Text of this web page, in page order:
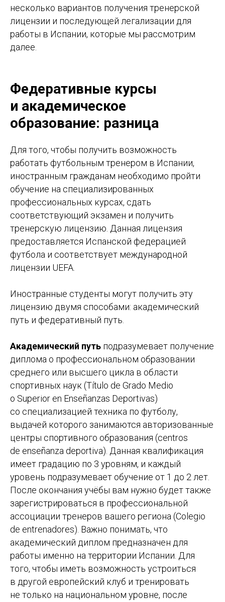
несколько вариантов получения тренерской
лицензии и последующей легализации для
работы в Испании, которые мы рассмотрим
далее.
Федеративные курсы
и академическое
образование: разница
Для того, чтобы получить возможность
работать футбольным тренером в Испании,
иностранным гражданам необходимо пройти
обучение на специализированных
профессиональных курсах, сдать
соответствующий экзамен и получить
тренерскую лицензию. Данная лицензия
предоставляется Испанской федерацией
футбола и соответствует международной
лицензии UEFA.
Иностранные студенты могут получить эту
лицензию двумя способами: академический
путь и федеративный путь.
Академический путь подразумевает получение
диплома о профессиональном образовании
среднего или высшего цикла в области
спортивных наук (Título de Grado Medio
o Superior en Enseñanzas Deportivas)
со специализацией техника по футболу,
выдачей которого занимаются авторизованные
центры спортивного образования (centros
de enseñanza deportiva). Данная квалификация
имеет градацию по 3 уровням, и каждый
уровень подразумевает обучение от 1 до 2 лет.
После окончания учёбы вам нужно будет также
зарегистрироваться в профессиональной
ассоциации тренеров вашего региона (Colegio
de entrenadores). Важно понимать, что
академический диплом предназначен для
работы именно на территории Испании. Для
того, чтобы иметь возможность устроиться
в другой европейский клуб и тренировать
не только на национальном уровне, после